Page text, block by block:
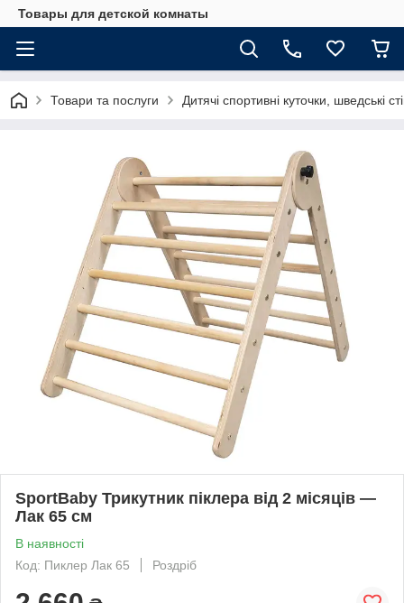
Товары для детской комнаты
Товари та послуги Дитячі спортивні куточки, шведські
SportBaby Трикутник піклера від 2 місяців —
Лак 65 см
В наявності
Код: Пиклер Лак 65
Роздріб